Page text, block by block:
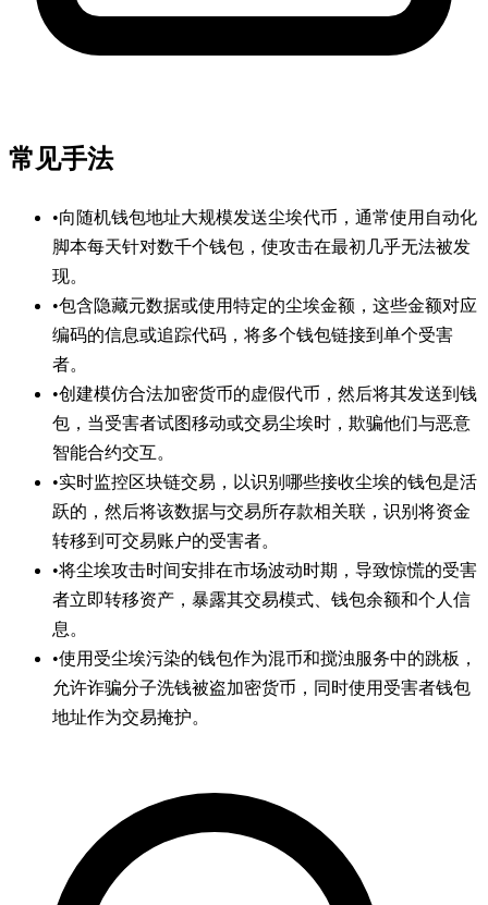
常见手法
•向随机钱包地址大规模发送尘埃代币，通常使用自动化
脚本每天针对数千个钱包，使攻击在最初几乎无法被发
现。
•包含隐藏元数据或使用特定的尘埃金额，这些金额对应
编码的信息或追踪代码，将多个钱包链接到单个受害
者。
•创建模仿合法加密货币的虚假代币，然后将其发送到钱
包，当受害者试图移动或交易尘埃时，欺骗他们与恶意
智能合约交互。
•实时监控区块链交易，以识别哪些接收尘埃的钱包是活
跃的，然后将该数据与交易所存款相关联，识别将资金
转移到可交易账户的受害者。
•将尘埃攻击时间安排在市场波动时期，导致惊慌的受害
者立即转移资产，暴露其交易模式、钱包余额和个人信
息。
•使用受尘埃污染的钱包作为混币和搅浊服务中的跳板，
允许诈骗分子洗钱被盗加密货币，同时使用受害者钱包
地址作为交易掩护。